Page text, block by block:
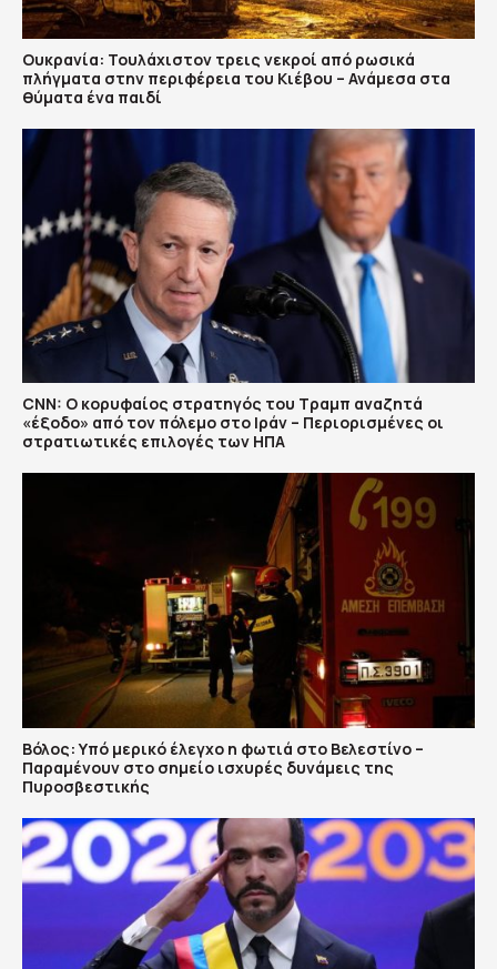
Ουκρανία: Τουλάχιστον τρεις νεκροί από ρωσικά
πλήγματα στην περιφέρεια του Κιέβου – Ανάμεσα στα
θύματα ένα παιδί
CNN: Ο κορυφαίος στρατηγός του Τραμπ αναζητά
«έξοδο» από τον πόλεμο στο Ιράν – Περιορισμένες οι
στρατιωτικές επιλογές των ΗΠΑ
Βόλος: Υπό μερικό έλεγχο η φωτιά στο Βελεστίνο –
Παραμένουν στο σημείο ισχυρές δυνάμεις της
Πυροσβεστικής